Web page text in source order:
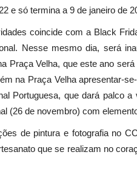
e só termina a 9 de janeiro de
coincide com a Black
Nesse mesmo dia, será
Praça Velha, que este ano
na Praça Velha apresentar-
Portuguesa, que dará palco
(26 de novembro) com
de pintura e fotografia no
que se realizam no